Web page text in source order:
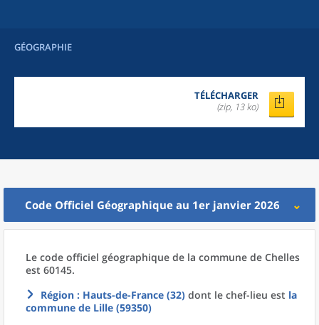
GÉOGRAPHIE
TÉLÉCHARGER
(zip, 13 ko)
Code Officiel Géographique au 1er janvier 2026
Le code officiel géographique de la commune de Chelles
est 60145.
Région : Hauts-de-France (32) dont le chef-lieu est la
commune de Lille (59350)